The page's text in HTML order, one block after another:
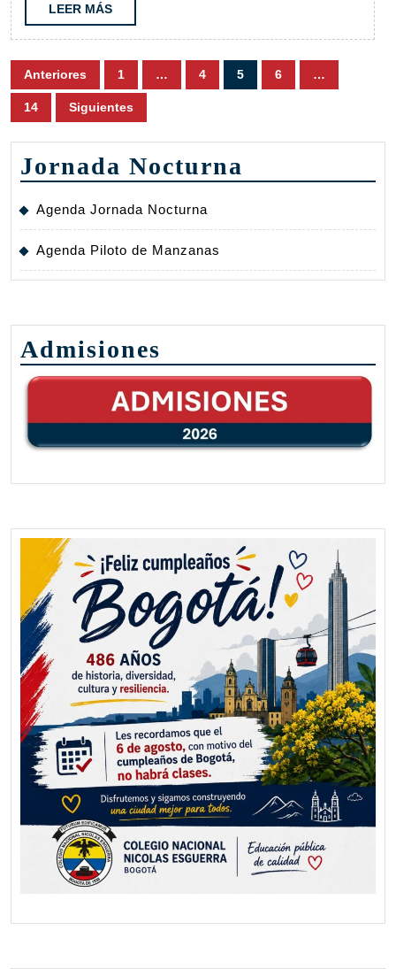
LEER MÁSLEER
MÁS
Paginación
de
entradas
Anteriores 1 … 4 5 6 …
14 Siguientes
Jornada Nocturna
Agenda Jornada Nocturna
Agenda Piloto de Manzanas
Admisiones